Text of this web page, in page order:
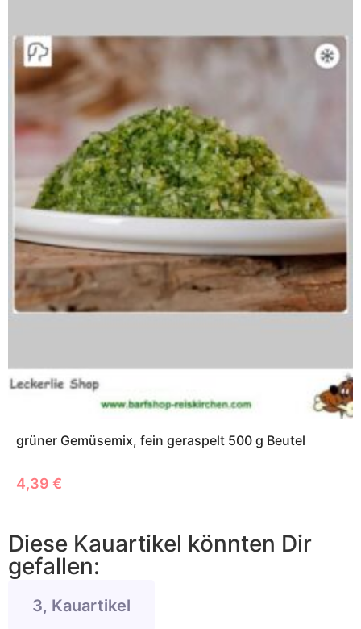
grüner Gemüsemix, fein geraspelt 500 g Beutel
4,39 €
Diese Kauartikel könnten Dir
gefallen:
3, Kauartikel